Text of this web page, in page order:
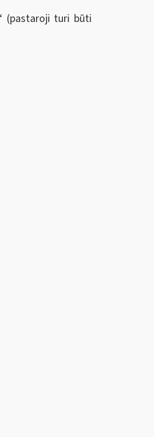
(pastaroji turi būti